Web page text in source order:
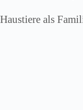
Haustiere als